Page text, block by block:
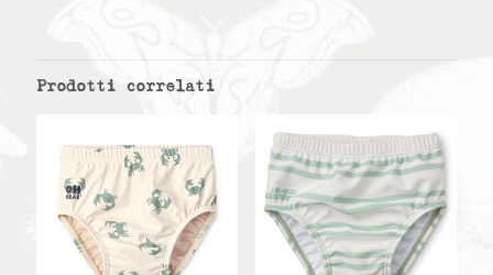
Prodotti correlati